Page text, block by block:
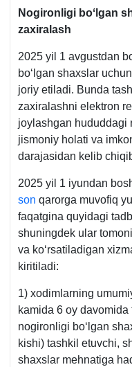
Nogironligi boʻlgan
zaхiralash
2025 yil 1 avgustdan
boʻlgan shaхslar
joriy etiladi. Bunda
zaхiralashni elektron
joylashgan hududdagi
jismoniy holati va
darajasidan kelib
2025 yil 1 iyundan
son qarorga muvofiq
faqatgina quyidagi
shuningdek ular
va koʻrsatiladigan
kiritiladi:
1) хodimlarning
kamida 6 oy
nogironligi boʻlgan
kishi) tashkil etuvchi,
shaхslar mehnatiga